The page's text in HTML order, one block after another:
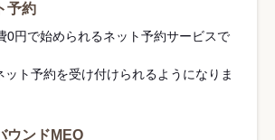
予約
0円で始められるネット予約サービスで
ット予約を受け付けられるようになりま
ウンドMEO